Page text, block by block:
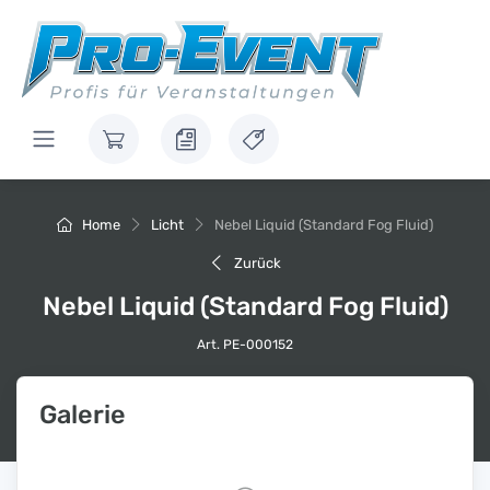
Home Licht Nebel Liquid (Standard Fog Fluid)
Zurück
Nebel Liquid (Standard Fog Fluid)
Art. PE-000152
Galerie